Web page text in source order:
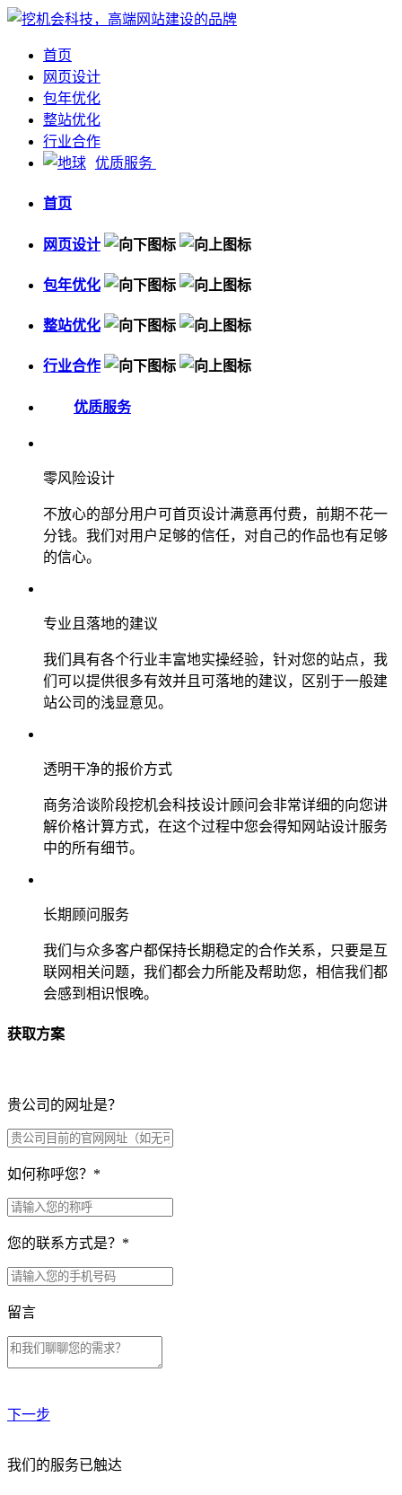
首页
网页设计
包年优化
整站优化
行业合作
优质服务
首页
网页设计
包年优化
整站优化
行业合作
优质服务
零风险设计
不放心的部分用户可首页设计满意再付费，前期不花一
分钱。我们对用户足够的信任，对自己的作品也有足够
的信心。
专业且落地的建议
我们具有各个行业丰富地实操经验，针对您的站点，我
们可以提供很多有效并且可落地的建议，区别于一般建
站公司的浅显意见。
透明干净的报价方式
商务洽谈阶段挖机会科技设计顾问会非常详细的向您讲
解价格计算方式，在这个过程中您会得知网站设计服务
中的所有细节。
长期顾问服务
我们与众多客户都保持长期稳定的合作关系，只要是互
联网相关问题，我们都会力所能及帮助您，相信我们都
会感到相识恨晚。
获取方案
贵公司的网址是？
如何称呼您？ *
您的联系方式是？ *
留言
下一步
贵公司预算范围是？
我们的服务已触达